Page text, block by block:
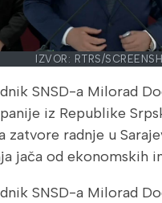
IZVOR: RTRS/
SNSD-a Milorad
iz Republike
zatvore radnje u
jača od ekonomskih
SNSD-a Milorad